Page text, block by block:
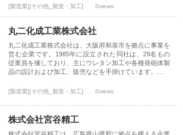
[製造業][その他_製造・加工] 0views
丸二化成工業株式会社
丸二化成工業株式会社は、大阪府和泉市を拠点に事業を
営む企業です。1985年に設立された同社は、29名もの
従業員を擁しており、主にウレタン加工や各種発砲体製
品の設計および加工、販売などを手掛けています。…
[製造業][その他_製造・加工] 0views
株式会社宮谷精工